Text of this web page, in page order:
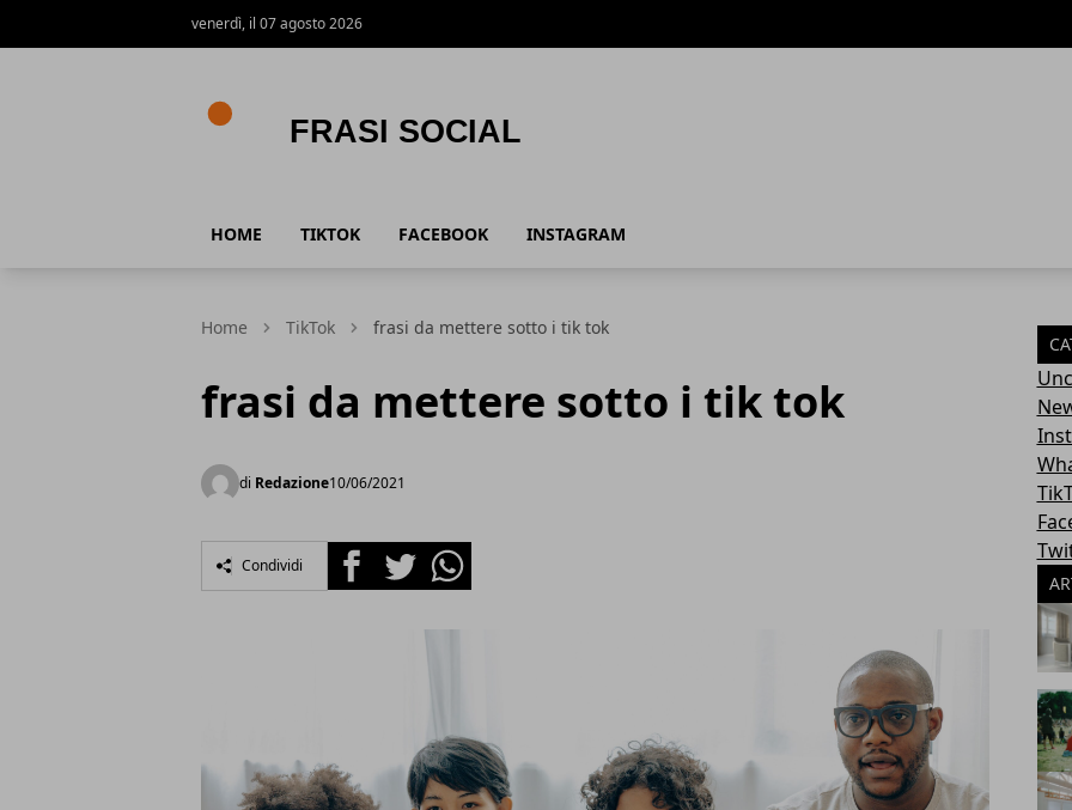
venerdì, il 07 agosto 2026
HOME TIKTOK FACEBOOK INSTAGRAM
Home TikTok frasi da mettere sotto i tik tok
frasi da mettere sotto i tik tok
di Redazione10/06/2021
Condividi FacebookTwitterWhatsapp